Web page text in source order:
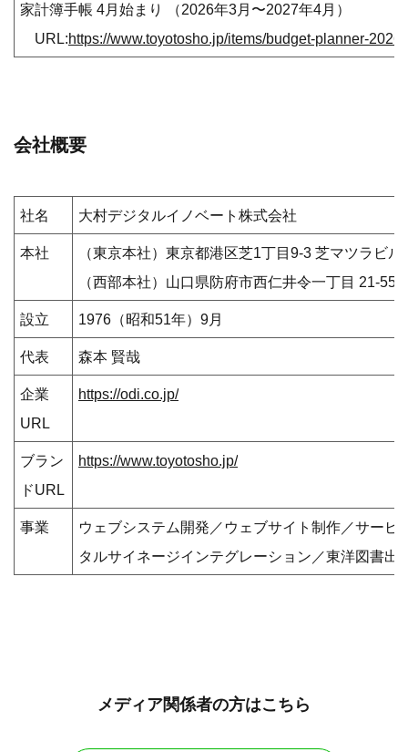
家計簿手帳 4月始まり （2026年3月〜2027年4月）
URL:https://www.toyotosho.jp/items/budget-planner-
会社概要
社名 大村デジタルイノベート株式会社
本社
（東京本社）東京都港区芝1丁目9-3 芝マツラビル
（西部本社）山口県防府市西仁井令一丁目 21-55
設立 1976（昭和51年）9月
代表 森本 賢哉
企業
URL
https://odi.co.jp/
ブラン
ドURL
https://www.toyotosho.jp/
事業
ウェブシステム開発／ウェブサイト制作／サー
タルサイネージインテグレーション／東洋図書出
メディア関係者の方はこちら